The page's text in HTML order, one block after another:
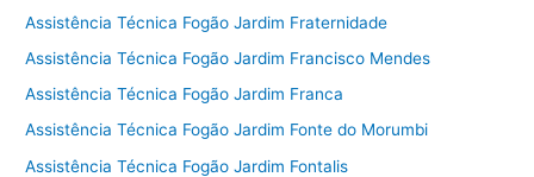
Assistência Técnica Fogão Jardim Fraternidade
Assistência Técnica Fogão Jardim Francisco Mendes
Assistência Técnica Fogão Jardim Franca
Assistência Técnica Fogão Jardim Fonte do Morumbi
Assistência Técnica Fogão Jardim Fontalis